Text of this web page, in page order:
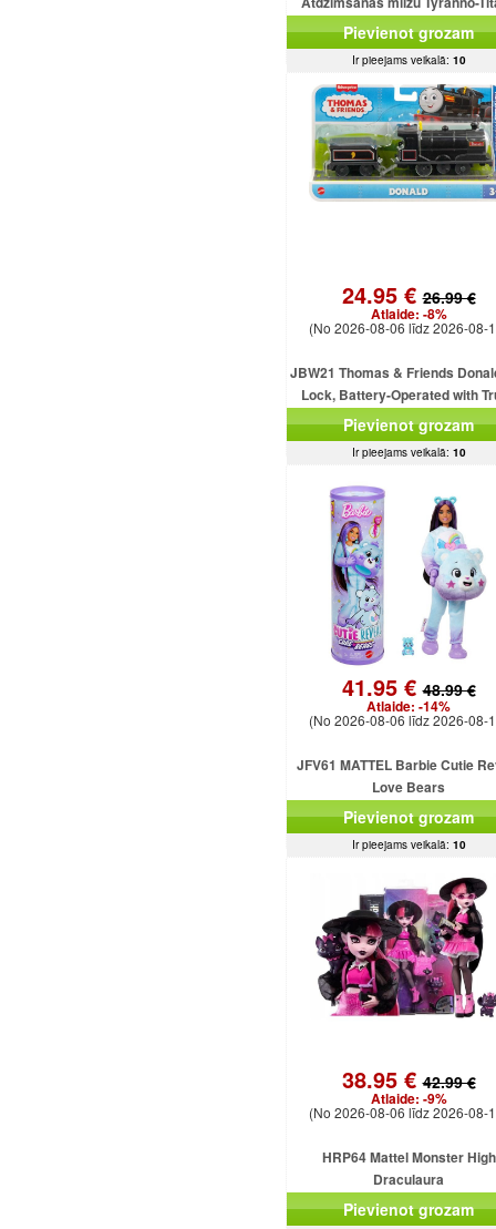
uzbrukuma dinozaura
Pievienot grozam
Ir pieejams veikalā: 10
24.95 €26.99 €
Atlaide: -8%
(No 2026-08-06 līdz 2026-08-
JBW21 Thomas & Friends
Lock, Battery-Operated with
MATTEL
Pievienot grozam
Ir pieejams veikalā: 10
41.95 €48.99 €
Atlaide: -14%
(No 2026-08-06 līdz 2026-08-
JFV61 MATTEL Barbie Cutie
Love Bears
Pievienot grozam
Ir pieejams veikalā: 10
38.95 €42.99 €
Atlaide: -9%
(No 2026-08-06 līdz 2026-08-
HRP64 Mattel Monster High
Draculaura
Pievienot grozam